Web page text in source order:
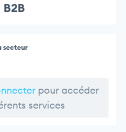
B2B
secteur
pour accéder
services